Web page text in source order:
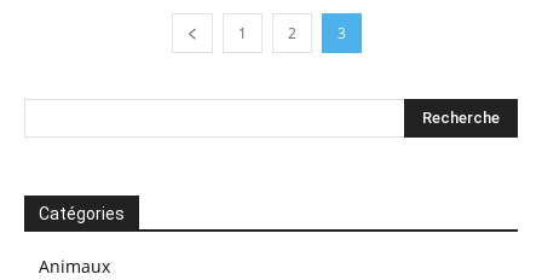
1 2 3
Catégories
Animaux